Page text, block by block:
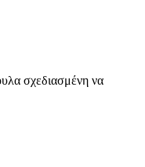
σχεδιασμένη να